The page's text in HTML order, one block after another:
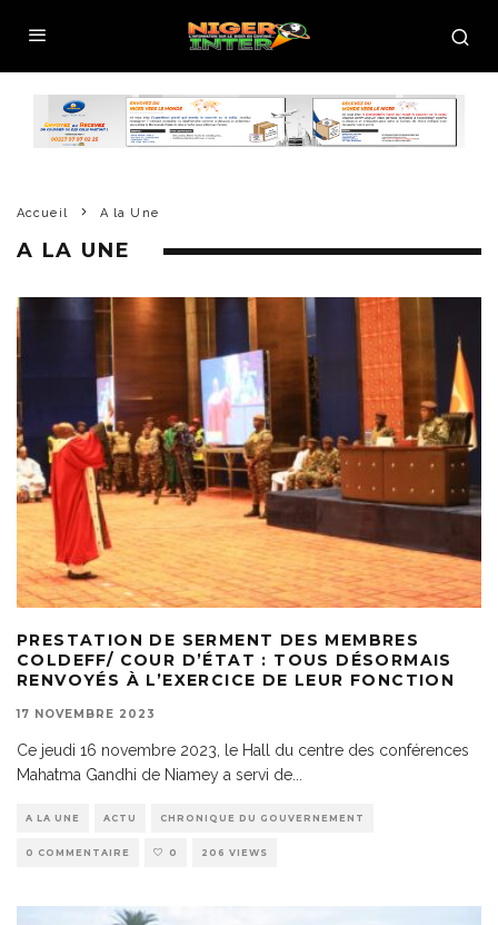
Accueil A la Une
A LA UNE
PRESTATION DE SERMENT DES MEMBRES
COLDEFF/ COUR D’ÉTAT : TOUS DÉSORMAIS
RENVOYÉS À L’EXERCICE DE LEUR FONCTION
17 NOVEMBRE 2023
Ce jeudi 16 novembre 2023, le Hall du centre des conférences
Mahatma Gandhi de Niamey a servi de
A LA UNE ACTU CHRONIQUE DU GOUVERNEMENT
0 COMMENTAIRE 0 206 VIEWS